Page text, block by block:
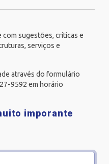
sugestões, críticas e
serviços e
através do formulário
9592 em horário
imporante